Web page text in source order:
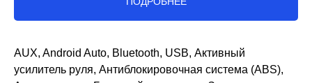
AUX, Android Auto, Bluetooth, USB, Активный
усилитель руля, Антиблокировочная система (ABS),